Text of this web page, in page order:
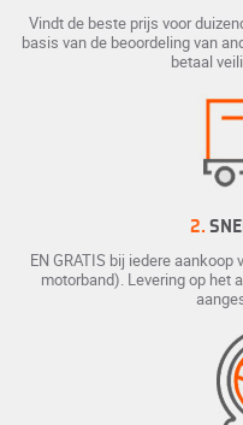
Vindt de beste prijs voor
basis van de beoordeling van
betaal
2.
EN GRATIS bij iedere
motorband). Levering op het